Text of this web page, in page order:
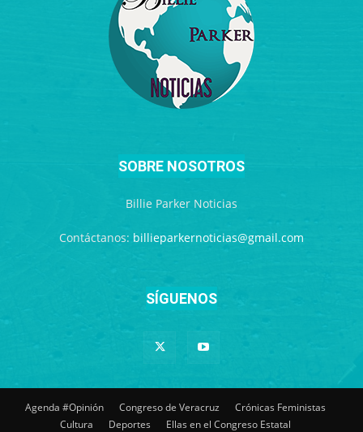
SOBRE NOSOTROS
Billie Parker Noticias
Contáctanos: billieparkernoticias@gmail.com
SÍGUENOS
Agenda #Opinión Congreso de Veracruz
Crónicas Feministas
Cultura
Deportes Ellas en el Congreso Estatal